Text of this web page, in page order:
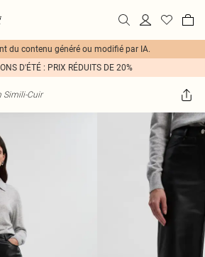
du contenu généré ou modifié par IA.
D'ÉTÉ : PRIX RÉDUITS DE 20%
Simili-Cuir